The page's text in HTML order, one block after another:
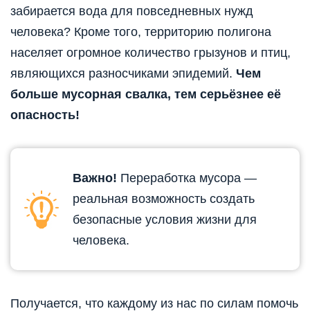
забирается вода для повседневных нужд
человека? Кроме того, территорию полигона
населяет огромное количество грызунов и птиц,
являющихся разносчиками эпидемий. Чем
больше мусорная свалка, тем серьёзнее её
опасность!
Важно! Переработка мусора —
реальная возможность создать
безопасные условия жизни для
человека.
Получается, что каждому из нас по силам помочь